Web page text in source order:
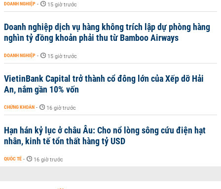
DOANH NGHIỆP - 15 giờ trước
Doanh nghiệp dịch vụ hàng không trích lập dự phòng hàng
nghìn tỷ đồng khoản phải thu từ Bamboo Airways
DOANH NGHIỆP - 15 giờ trước
VietinBank Capital trở thành cổ đông lớn của Xếp dỡ Hải
An, nắm gần 10% vốn
CHỨNG KHOÁN - 16 giờ trước
Hạn hán kỷ lục ở châu Âu: Cho nổ lòng sông cứu điện hạt
nhân, kinh tế tổn thất hàng tỷ USD
QUỐC TẾ - 16 giờ trước